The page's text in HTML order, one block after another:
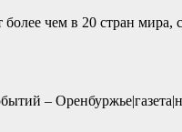
более чем в 20 стран
–